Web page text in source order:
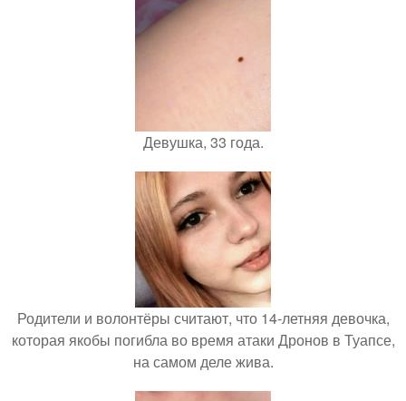
Девушка, 33 года.
Родители и волонтёры считают, что 14-летняя девочка,
которая якобы погибла во время атаки Дронов в Туапсе,
на самом деле жива.